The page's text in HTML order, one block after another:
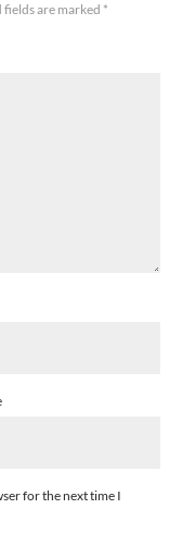
fields are marked *
for the next time I